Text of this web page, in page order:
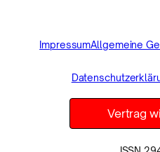
ImpressumAllgemeine
Vertrag